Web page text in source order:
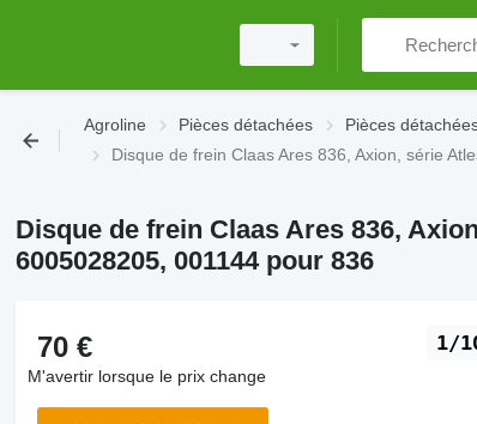
Agroline Pièces détachées Pièces
Disque de frein Claas Ares 836, Axion, série
Disque de frein Claas Ares 836,
6005028205, 001144 pour 836
1/
70 €
M'avertir lorsque le prix change